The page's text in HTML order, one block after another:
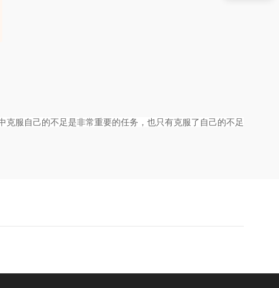
服自己的不足是非常重要的任务，也只有克服了自己的不足